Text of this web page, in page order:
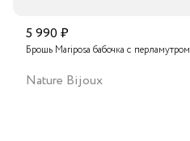
5 990 ₽
Брошь Mariposa бабочка с перламутром
Nature Bijoux